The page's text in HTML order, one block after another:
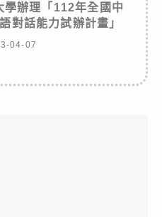
學辦理「112年全國中
對話能力試辦計畫」
04-07